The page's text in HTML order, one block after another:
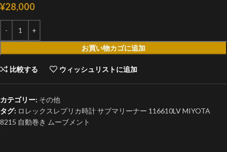
¥28,000
お買い物カゴに追加
比較する ウィッシュリストに追加
カテゴリー: その他
タグ: ロレックスレプリカ時計 サブマリーナー 116610LV MIYOTA
8215 自動巻き ムーブメント